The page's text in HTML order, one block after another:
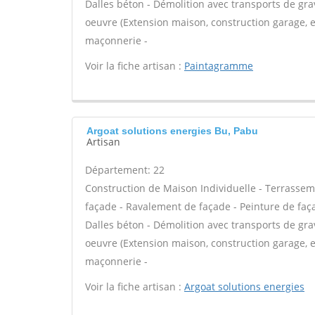
Dalles béton - Démolition avec transports de
oeuvre (Extension maison, construction
maçonnerie -
Voir la fiche artisan : Paintagramme
Argoat solutions energies Bu, Pabu
Artisan
Département: 22
Construction de Maison Individuelle -
façade - Ravalement de façade - Peinture de
Dalles béton - Démolition avec transports de
oeuvre (Extension maison, construction
maçonnerie -
Voir la fiche artisan : Argoat solutions energies